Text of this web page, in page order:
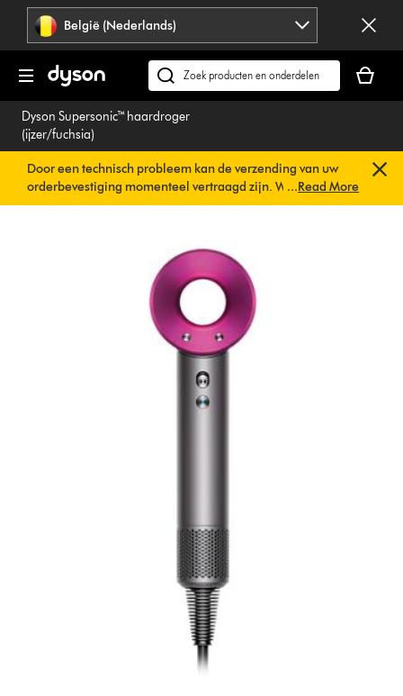
Navigatie
overslaan
België (Nederlands)
Zoek
op
dyson.be
is
Dyson Supersonic™ haardroger
(ijzer/fuchsia)
Door een technisch probleem kan de verzending van uw
orderbevestiging momenteel vertraagd zijn. We werken al
aan een snelle oplossing.U hoeft verder niets te doen. Uw
...Read More